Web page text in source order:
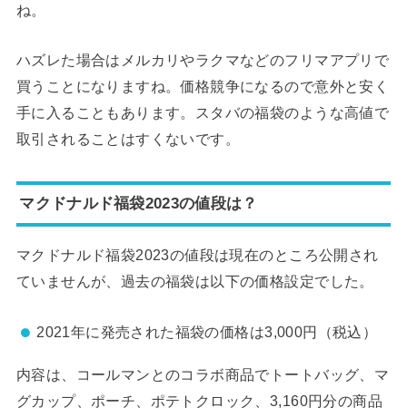
ね。
ハズレた場合はメルカリやラクマなどのフリマアプリで
買うことになりますね。価格競争になるので意外と安く
手に入ることもあります。スタバの福袋のような高値で
取引されることはすくないです。
マクドナルド福袋2023の値段は？
マクドナルド福袋2023の値段は現在のところ公開され
ていませんが、過去の福袋は以下の価格設定でした。
2021年に発売された福袋の価格は3,000円（税込）
内容は、コールマンとのコラボ商品でトートバッグ、マ
グカップ、ポーチ、ポテトクロック、3,160円分の商品